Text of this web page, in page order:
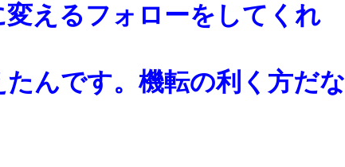
変えるフォローをしてくれ
たんです。機転の利く方だな